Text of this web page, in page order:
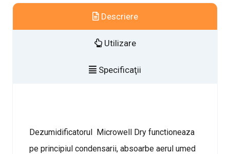
Descriere
Utilizare
Specificaţii
Dezumidificatorul Microwell Dry functioneaza
pe principiul condensarii, absoarbe aerul umed